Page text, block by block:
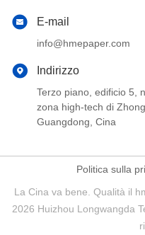
E-mail
info@hmepaper.com
Indirizzo
Terzo piano, edificio 5,
zona high-tech di
Guangdong, Cina
Politica sulla
La Cina va bene. Qualità il
2026 Huizhou Longwangda